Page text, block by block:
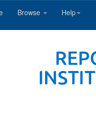
Browse Help